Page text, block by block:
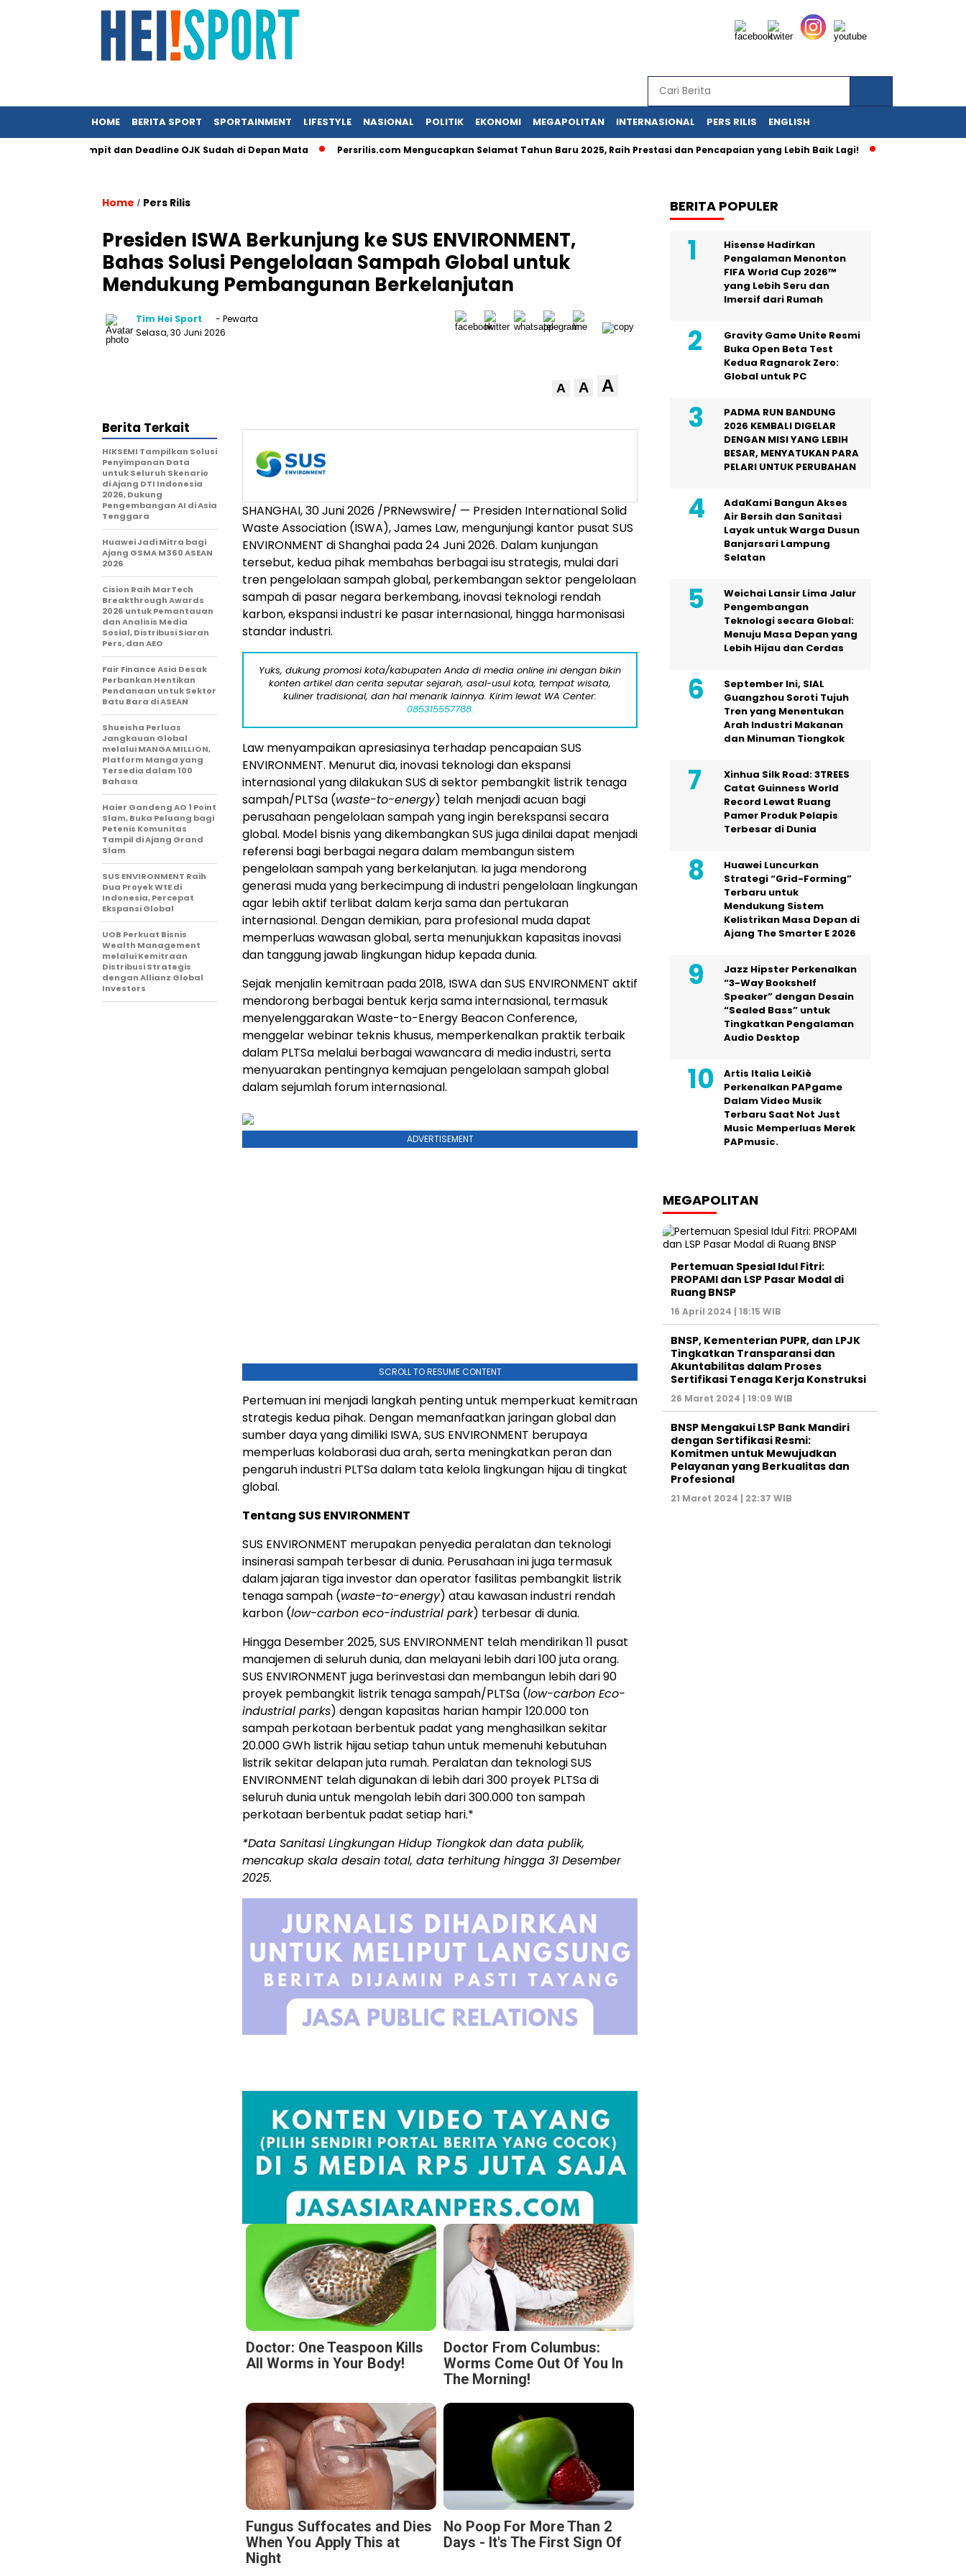
HOME BERITA SPORT SPORTAINMENT LIFESTYLE NASIONAL POLITIK EKONOMI MEGAPOLITAN INTERNASIONAL PERS RILIS ENGLISH
Sempit dan Deadline OJK Sudah di Depan Mata Persrilis.com Mengucapkan Selamat Tahun Baru 2025, Raih Prestasi dan Pencapaian yang Lebih Baik Lagi! Anda Bisa Memiliki
Home / Pers Rilis
Presiden ISWA Berkunjung ke SUS ENVIRONMENT,
Bahas Solusi Pengelolaan Sampah Global untuk
Mendukung Pembangunan Berkelanjutan
Tim Hei Sport
- Pewarta
Selasa, 30 Juni 2026
A A A
SHANGHAI, 30 Juni 2026 /PRNewswire/ — Presiden International Solid
Waste Association (ISWA), James Law, mengunjungi kantor pusat SUS
ENVIRONMENT di Shanghai pada 24 Juni 2026. Dalam kunjungan
tersebut, kedua pihak membahas berbagai isu strategis, mulai dari
tren pengelolaan sampah global, perkembangan sektor pengelolaan
sampah di pasar negara berkembang, inovasi teknologi rendah
karbon, ekspansi industri ke pasar internasional, hingga harmonisasi
standar industri.
Yuks, dukung promosi kota/kabupaten Anda di media online ini dengan bikin
konten artikel dan cerita seputar sejarah, asal-usul kota, tempat wisata,
kuliner tradisional, dan hal menarik lainnya. Kirim lewat WA Center:
085315557788.
Law menyampaikan apresiasinya terhadap pencapaian SUS
ENVIRONMENT. Menurut dia, inovasi teknologi dan ekspansi
internasional yang dilakukan SUS di sektor pembangkit listrik tenaga
sampah/PLTSa (waste-to-energy) telah menjadi acuan bagi
perusahaan pengelolaan sampah yang ingin berekspansi secara
global. Model bisnis yang dikembangkan SUS juga dinilai dapat menjadi
referensi bagi berbagai negara dalam membangun sistem
pengelolaan sampah yang berkelanjutan. Ia juga mendorong
generasi muda yang berkecimpung di industri pengelolaan lingkungan
agar lebih aktif terlibat dalam kerja sama dan pertukaran
internasional. Dengan demikian, para profesional muda dapat
memperluas wawasan global, serta menunjukkan kapasitas inovasi
dan tanggung jawab lingkungan hidup kepada dunia.
Sejak menjalin kemitraan pada 2018, ISWA dan SUS ENVIRONMENT aktif
mendorong berbagai bentuk kerja sama internasional, termasuk
menyelenggarakan Waste-to-Energy Beacon Conference,
menggelar webinar teknis khusus, memperkenalkan praktik terbaik
dalam PLTSa melalui berbagai wawancara di media industri, serta
menyuarakan pentingnya kemajuan pengelolaan sampah global
dalam sejumlah forum internasional.
ADVERTISEMENT
SCROLL TO RESUME CONTENT
Pertemuan ini menjadi langkah penting untuk memperkuat kemitraan
strategis kedua pihak. Dengan memanfaatkan jaringan global dan
sumber daya yang dimiliki ISWA, SUS ENVIRONMENT berupaya
memperluas kolaborasi dua arah, serta meningkatkan peran dan
pengaruh industri PLTSa dalam tata kelola lingkungan hijau di tingkat
global.
Tentang SUS ENVIRONMENT
SUS ENVIRONMENT merupakan penyedia peralatan dan teknologi
insinerasi sampah terbesar di dunia. Perusahaan ini juga termasuk
dalam jajaran tiga investor dan operator fasilitas pembangkit listrik
tenaga sampah (waste-to-energy) atau kawasan industri rendah
karbon (low-carbon eco-industrial park) terbesar di dunia.
Hingga Desember 2025, SUS ENVIRONMENT telah mendirikan 11 pusat
manajemen di seluruh dunia, dan melayani lebih dari 100 juta orang.
SUS ENVIRONMENT juga berinvestasi dan membangun lebih dari 90
proyek pembangkit listrik tenaga sampah/PLTSa (low-carbon Eco-
industrial parks) dengan kapasitas harian hampir 120.000 ton
sampah perkotaan berbentuk padat yang menghasilkan sekitar
20.000 GWh listrik hijau setiap tahun untuk memenuhi kebutuhan
listrik sekitar delapan juta rumah. Peralatan dan teknologi SUS
ENVIRONMENT telah digunakan di lebih dari 300 proyek PLTSa di
seluruh dunia untuk mengolah lebih dari 300.000 ton sampah
perkotaan berbentuk padat setiap hari.*
*Data Sanitasi Lingkungan Hidup Tiongkok dan data publik,
mencakup skala desain total, data terhitung hingga 31 Desember
2025.
Doctor: One Teaspoon Kills
All Worms in Your Body!
Doctor From Columbus:
Worms Come Out Of You In
The Morning!
Fungus Suffocates and Dies
When You Apply This at
Night
No Poop For More Than 2
Days - It's The First Sign Of
Berita Terkait
HIKSEMI Tampilkan Solusi
Penyimpanan Data
untuk Seluruh Skenario
di Ajang DTI Indonesia
2026, Dukung
Pengembangan AI di Asia
Tenggara
Huawei Jadi Mitra bagi
Ajang GSMA M360 ASEAN
2026
Cision Raih MarTech
Breakthrough Awards
2026 untuk Pemantauan
dan Analisis Media
Sosial, Distribusi Siaran
Pers, dan AEO
Fair Finance Asia Desak
Perbankan Hentikan
Pendanaan untuk Sektor
Batu Bara di ASEAN
Shueisha Perluas
Jangkauan Global
melalui MANGA MILLION,
Platform Manga yang
Tersedia dalam 100
Bahasa
Haier Gandeng AO 1 Point
Slam, Buka Peluang bagi
Petenis Komunitas
Tampil di Ajang Grand
Slam
SUS ENVIRONMENT Raih
Dua Proyek WtE di
Indonesia, Percepat
Ekspansi Global
UOB Perkuat Bisnis
Wealth Management
melalui Kemitraan
Distribusi Strategis
dengan Allianz Global
Investors
BERITA POPULER
Hisense Hadirkan
Pengalaman Menonton
FIFA World Cup 2026™
yang Lebih Seru dan
Imersif dari Rumah
Gravity Game Unite Resmi
Buka Open Beta Test
Kedua Ragnarok Zero:
Global untuk PC
PADMA RUN BANDUNG
2026 KEMBALI DIGELAR
DENGAN MISI YANG LEBIH
BESAR, MENYATUKAN PARA
PELARI UNTUK PERUBAHAN
AdaKami Bangun Akses
Air Bersih dan Sanitasi
Layak untuk Warga Dusun
Banjarsari Lampung
Selatan
Weichai Lansir Lima Jalur
Pengembangan
Teknologi secara Global:
Menuju Masa Depan yang
Lebih Hijau dan Cerdas
September Ini, SIAL
Guangzhou Soroti Tujuh
Tren yang Menentukan
Arah Industri Makanan
dan Minuman Tiongkok
Xinhua Silk Road: 3TREES
Catat Guinness World
Record Lewat Ruang
Pamer Produk Pelapis
Terbesar di Dunia
Huawei Luncurkan
Strategi “Grid-Forming”
Terbaru untuk
Mendukung Sistem
Kelistrikan Masa Depan di
Ajang The Smarter E 2026
Jazz Hipster Perkenalkan
“3-Way Bookshelf
Speaker” dengan Desain
“Sealed Bass” untuk
Tingkatkan Pengalaman
Audio Desktop
Artis Italia LeiKiè
Perkenalkan PAPgame
Dalam Video Musik
Terbaru Saat Not Just
Music Memperluas Merek
PAPmusic.
MEGAPOLITAN
Pertemuan Spesial Idul Fitri:
PROPAMI dan LSP Pasar Modal di
Ruang BNSP
16 April 2024 | 18:15 WIB
BNSP, Kementerian PUPR, dan LPJK
Tingkatkan Transparansi dan
Akuntabilitas dalam Proses
Sertifikasi Tenaga Kerja Konstruksi
26 Maret 2024 | 19:09 WIB
BNSP Mengakui LSP Bank Mandiri
dengan Sertifikasi Resmi:
Komitmen untuk Mewujudkan
Pelayanan yang Berkualitas dan
Profesional
21 Maret 2024 | 22:37 WIB